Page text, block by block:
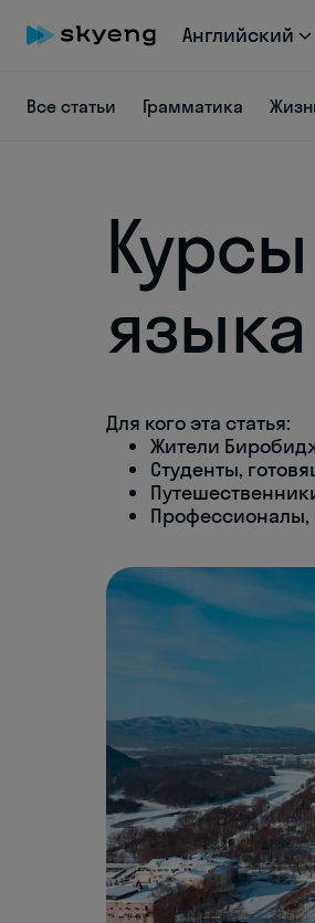
Английский
Все статьи Грамматика
Для кого эта статья:
Жители
Студенты,
Профессионалы,